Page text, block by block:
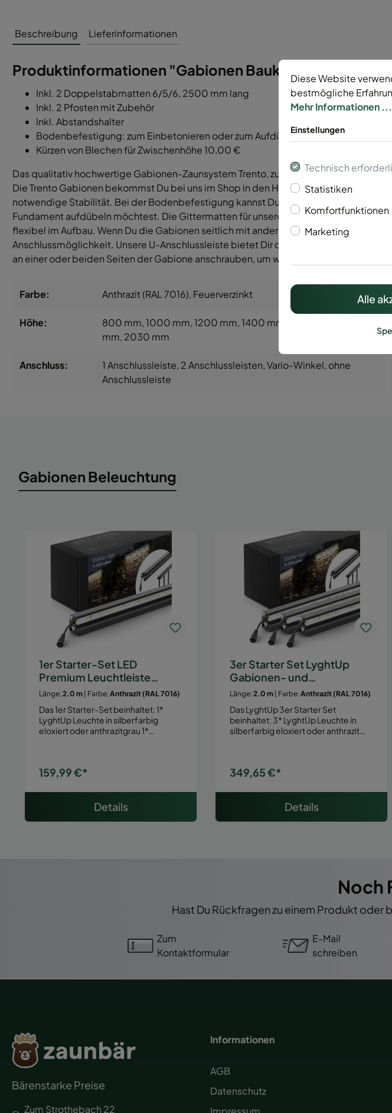
Beschreibung Lieferinformationen
Produktinformationen "Gabionen Baukasten Typ
Inkl. 2 Doppelstabmatten 6/5/6, 2500 mm lang
Inkl. 2 Pfosten mit Zubehör
Inkl. Abstandshalter
Bodenbefestigung: zum Einbetonieren oder zum Aufdübeln
Kürzen von Blechen für Zwischenhöhe 10,00 €
Das qualitativ hochwertige Gabionen-Zaunsystem Trento, zum Einbetonieren oder
Die Trento Gabionen bekommst Du bei uns im Shop in den Höhen 600-2000 mm.
notwendige Stabilität. Bei der Bodenbefestigung kannst Du wählen, ob Du die
Fundament aufdübeln möchtest. Die Gittermatten für unsere Gabionen Trento 8/6/
flexibel im Aufbau. Wenn Du die Gabionen seitlich mit anderen Elementen wie z.B.
Anschlussmöglichkeit. Unsere U-Anschlussleiste bietet Dir optisch und funktionell
an einer oder beiden Seiten der Gabione anschrauben, um weitere Elemente, wie
Farbe: Anthrazit (RAL 7016), Feuerverzinkt
Höhe: 800 mm, 1000 mm, 1200 mm, 1400 mm
mm, 2030 mm
Anschluss: 1 Anschlussleiste, 2 Anschlussleisten, Vario-Winkel, ohne
Anschlussleiste
Gabionen Beleuchtung
1er Starter-Set LED
Premium Leuchtleiste
Gabione/Zaun
Länge: 2.0 m | Farbe: Anthrazit (RAL 7016)
Das 1er Starter-Set beinhaltet: 1*
LyghtUp Leuchte in silberfarbig
eloxiert oder anthrazitgrau 1*…
159,99 €*
Details
3er Starter Set LyghtUp
Gabionen- und
Zaunbeleuchtung
Länge: 2.0 m | Farbe: Anthrazit (RAL 7016)
Das LyghtUp 3er Starter Set
beinhaltet: 3* LyghtUp Leuchte in
silberfarbig eloxiert oder anthrazit…
349,65 €*
Details
Noch
Hast Du Rückfragen zu einem Produkt oder
Zum
Kontaktformular
E-Mail
schreiben
Bärenstarke Preise
Zum Strothebach 22
Informationen
AGB
Datenschutz
Diese Website
bestmögliche
Mehr Informationen ...
Einstellungen
Technisch
Statistiken
Komfortfunktionen
Marketing
Alle